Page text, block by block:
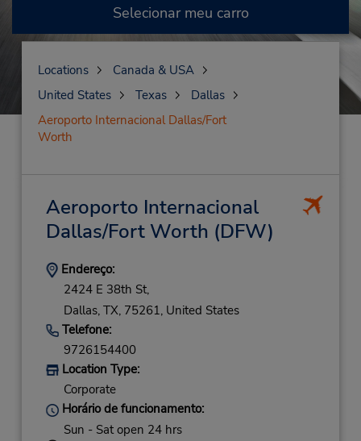
Selecionar meu carro
Locations
Canada & USA
United States
Texas
Dallas
Aeroporto Internacional Dallas/Fort
Worth
Aeroporto Internacional
Dallas/Fort Worth (DFW)
Endereço:
2424 E 38th St,
Dallas, TX, 75261, United States
Telefone:
9726154400
Location Type:
Corporate
Horário de funcionamento:
Sun - Sat open 24 hrs